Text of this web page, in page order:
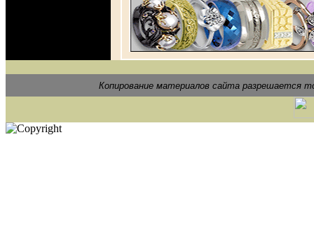
Копирование материалов сайта разрешается